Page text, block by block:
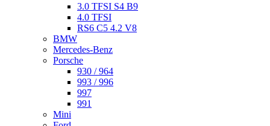
3.0 TFSI S4 B9
4.0 TFSI
RS6 C5 4.2 V8
BMW
Mercedes-Benz
Porsche
930 / 964
993 / 996
997
991
Mini